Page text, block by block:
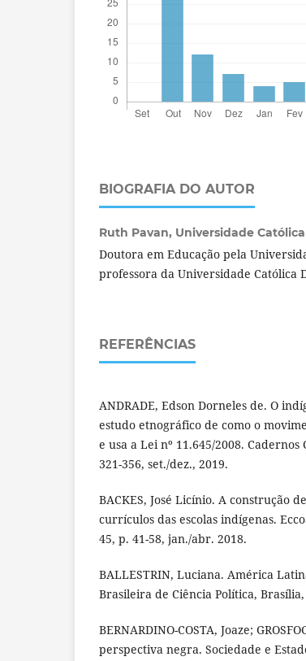
BIOGRAFIA DO AUTOR
Ruth Pavan, Universidade
Doutora em Educação pela
professora da Universidade Católica
REFERÊNCIAS
ANDRADE, Edson Dorneles de. O
estudo etnográfico de como o
e usa a Lei nº 11.645/2008. Cadernos
321-356, set./dez., 2019.
BACKES, José Licínio. A construção
currículos das escolas indígenas.
45, p. 41-58, jan./abr. 2018.
BALLESTRIN, Luciana. América
Brasileira de Ciência Política,
BERNARDINO-COSTA, Joaze;
perspectiva negra. Sociedade e